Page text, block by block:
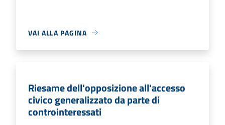
VAI ALLA PAGINA
Riesame dell'opposizione all'accesso
civico generalizzato da parte di
controinteressati